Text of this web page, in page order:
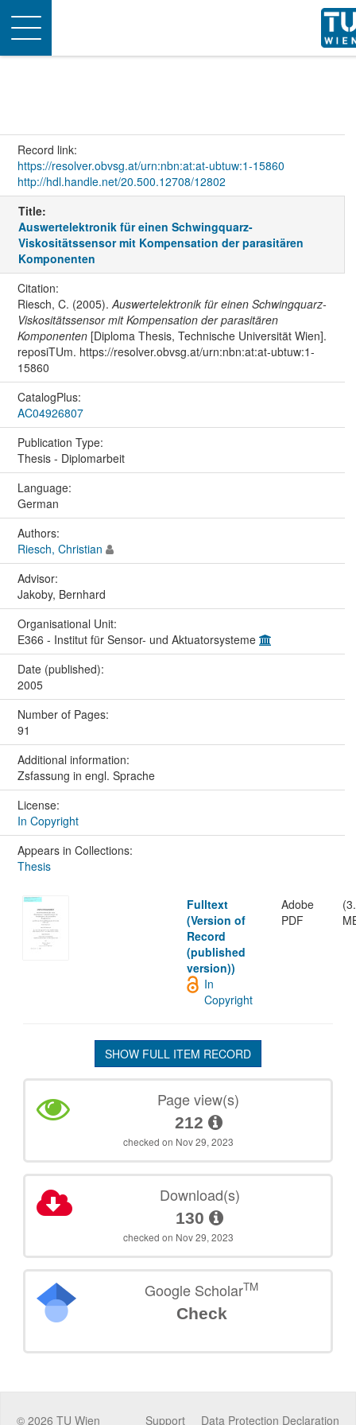
Toggle
navigation
Record link:
https://resolver.obvsg.at/urn:nbn:at:at-ubtuw:1-15860
http://hdl.handle.net/20.500.12708/12802
Title:
Auswertelektronik für einen Schwingquarz-
Viskositätssensor mit Kompensation der parasitären
Komponenten
Citation:
Riesch, C. (2005).Auswertelektronik für einen Schwingquarz-
Viskositätssensor mit Kompensation der parasitären
Komponenten[Diploma Thesis, Technische Universität Wien].
reposiTUm. https://resolver.obvsg.at/urn:nbn:at:at-ubtuw:1-
15860
CatalogPlus:
AC04926807
Publication Type:
Thesis - Diplomarbeit
Language:
German
Authors:
Riesch, Christian
Advisor:
Jakoby, Bernhard
Organisational Unit:
E366 - Institut für Sensor- und Aktuatorsysteme
Date (published):
2005
Number of Pages:
91
Additional information:
Zsfassung in engl. Sprache
License:
In Copyright
Appears in Collections:
Thesis
Fulltext
(Version of
Record
(published
version))
Adobe
PDF
In
Copyright
SHOW FULL ITEM RECORD
Page view(s)
212
checked on Nov 29, 2023
Download(s)
130
checked on Nov 29, 2023
Google ScholarTM
Check
© 2026 TU Wien Data Protection Declaration
Support